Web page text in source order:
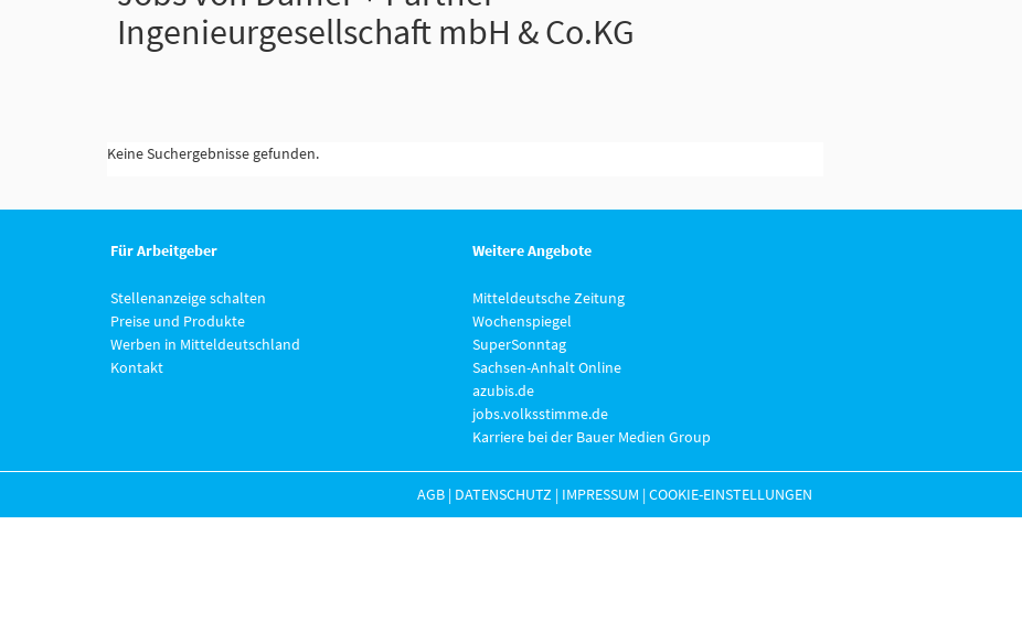
Ingenieurgesellschaft mbH & Co.KG
Keine Suchergebnisse gefunden.
Für Arbeitgeber
Stellenanzeige schalten
Preise und Produkte
Werben in Mitteldeutschland
Kontakt
Weitere Angebote
Mitteldeutsche Zeitung
Wochenspiegel
SuperSonntag
Sachsen-Anhalt Online
azubis.de
jobs.volksstimme.de
Karriere bei der Bauer Medien Group
AGB | DATENSCHUTZ | IMPRESSUM |COOKIE-EINSTELLUNGEN